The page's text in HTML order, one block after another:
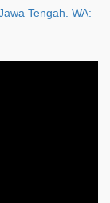
Tengah. WA: